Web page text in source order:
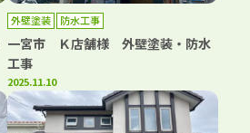
外壁塗装 防水工事
一宮市 Ｋ店舗様 外壁塗装・防水
工事
2025.11.10